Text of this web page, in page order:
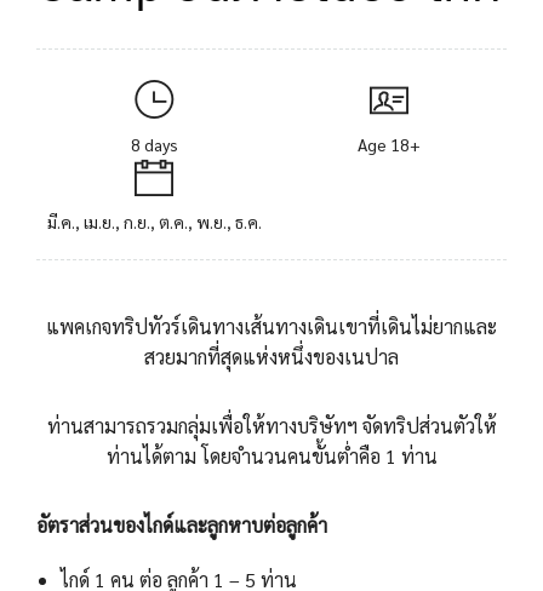
8 days Age 18+
มี.ค., เม.ย., ก.ย., ต.ค., พ.ย., ธ.ค.
แพคเกจทริปทัวร์เดินทางเส้นทางเดินเขาที่เดินไม่ยากและ
สวยมากที่สุดแห่งหนึ่งของเนปาล
ท่านสามารถรวมกลุ่มเพื่อให้ทางบริษัทฯ จัดทริปส่วนตัวให้
ท่านได้ตาม โดยจำนวนคนขั้นต่ำคือ 1 ท่าน
อัตราส่วนของไกด์และลูกหาบต่อลูกค้า
ไกด์ 1 คน ต่อ ลูกค้า 1 – 5 ท่าน